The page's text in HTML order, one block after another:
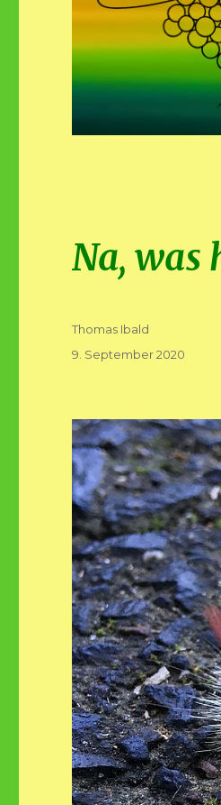
Na, was
Autor
Thomas Ibald
Veröffentlicht
9. September 2020